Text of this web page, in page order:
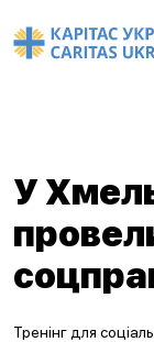
У
Тренінг для